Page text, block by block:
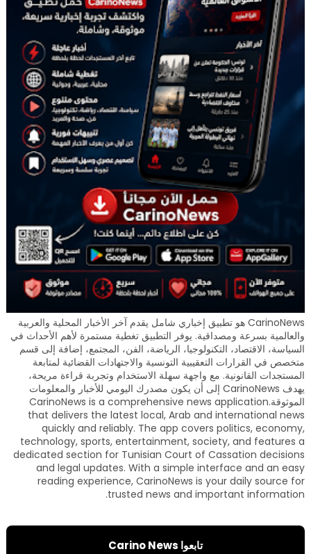
CarinoNews هو تطبيق إخباري شامل يقدم آخر الأخبار المحلية والعربية
والعالمية بسرعة ومصداقية. يوفر التطبيق تغطية مستمرة لأهم الأحداث في
السياسة، الاقتصاد، التكنولوجيا، الرياضة، الفن، المجتمع، إضافة إلى قسم
متخصص في القرارات التعقيبية التونسية والاجتهادات القضائية لمتابعة
المستجدات القانونية. مع واجهة سهلة الاستخدام وتجربة قراءة مريحة،
يهدف CarinoNews إلى أن يكون مصدرك اليومي للأخبار والمعلومات
الموثوقة.CarinoNews is a comprehensive news application
that delivers the latest local, Arab and international news
quickly and reliably. The app covers politics, economy,
technology, sports, entertainment, society, and features a
dedicated section for Tunisian Court of Cassation decisions
and legal updates. With a simple interface and an easy
reading experience, CarinoNews is your daily source for
trusted news and important information.
تابعوا Carino News